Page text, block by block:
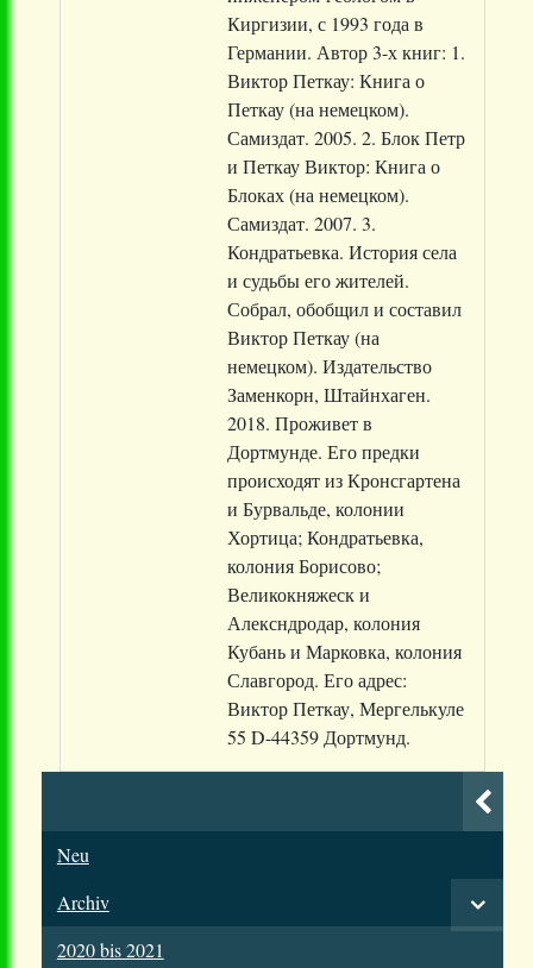
Киргизии, с 1993 года в
Германии. Автор 3-х книг: 1.
Виктор Петкау: Книга о
Петкау (на немецком).
Самиздат. 2005. 2. Блок Петр
и Петкау Виктор: Книга о
Блоках (на немецком).
Самиздат. 2007. 3.
Кондратьевка. История села
и судьбы его жителей.
Собрал, обобщил и составил
Виктор Петкау (на
немецком). Издательство
Заменкорн, Штайнхаген.
2018. Проживет в
Дортмунде. Его предки
происходят из Кронсгартена
и Бурвальде, колонии
Хортица; Кондратьевка,
колония Борисово;
Великокняжеск и
Алексндродар, колония
Кубань и Марковка, колония
Славгород. Его адрес:
Виктор Петкау, Мергелькуле
55 D-44359 Дортмунд.
Neu
Archiv
2020 bis 2021